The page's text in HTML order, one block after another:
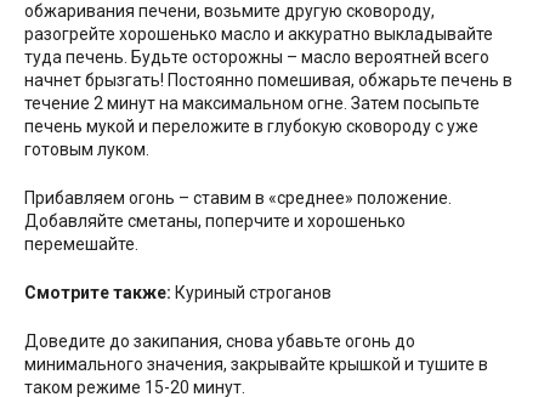
обжаривания печени, возьмите другую сковороду,
разогрейте хорошенько масло и аккуратно выкладывайте
туда печень. Будьте осторожны – масло вероятней всего
начнет брызгать! Постоянно помешивая, обжарьте печень в
течение 2 минут на максимальном огне. Затем посыпьте
печень мукой и переложите в глубокую сковороду с уже
готовым луком.
Прибавляем огонь – ставим в «среднее» положение.
Добавляйте сметаны, поперчите и хорошенько
перемешайте.
Смотрите также: Куриный строганов
Доведите до закипания, снова убавьте огонь до
минимального значения, закрывайте крышкой и тушите в
таком режиме 15-20 минут.